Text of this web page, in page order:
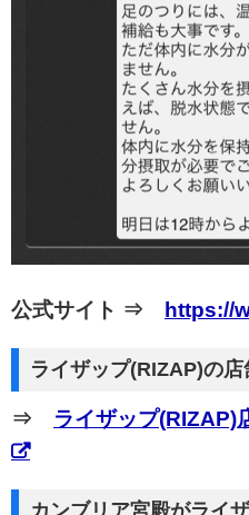
公式サイト ⇒ https://
ライザップ(RIZAP)の店
⇒ ライザップ(RIZAP)